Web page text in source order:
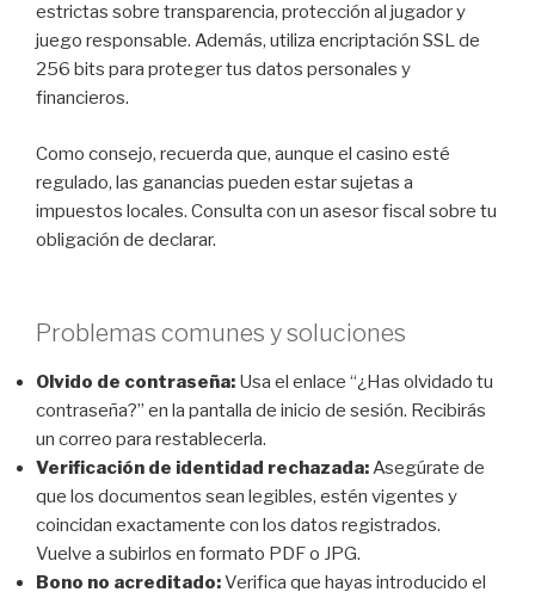
estrictas sobre transparencia, protección al jugador y
juego responsable. Además, utiliza encriptación SSL de
256 bits para proteger tus datos personales y
financieros.
Como consejo, recuerda que, aunque el casino esté
regulado, las ganancias pueden estar sujetas a
impuestos locales. Consulta con un asesor fiscal sobre tu
obligación de declarar.
Problemas comunes y soluciones
Olvido de contraseña: Usa el enlace “¿Has olvidado tu
contraseña?” en la pantalla de inicio de sesión. Recibirás
un correo para restablecerla.
Verificación de identidad rechazada:Asegúrate de
que los documentos sean legibles, estén vigentes y
coincidan exactamente con los datos registrados.
Vuelve a subirlos en formato PDF o JPG.
Bono no acreditado:Verifica que hayas introducido el